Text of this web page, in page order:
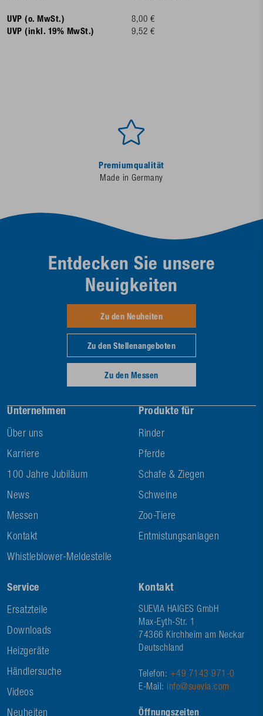
UVP (o. MwSt.)
8,00 €
UVP (inkl. 19% MwSt.)
9,52 €
Premiumqualität
Made in Germany
Unternehmen
Über uns
Karriere
100 Jahre Jubiläum
News
Messen
Kontakt
Whistleblower-Meldestelle
Produkte für
Rinder
Pferde
Schafe & Ziegen
Schweine
Zoo-Tiere
Entmistungsanlagen
Service
Ersatzteile
Downloads
Heizgeräte
Händlersuche
Videos
Neuheiten
Kontakt
SUEVIA HAIGES GmbH
Max-Eyth-Str. 1
74366 Kirchheim am Neckar
Deutschland
Telefon: +49 7143 971-0
E-Mail: info@suevia.com
Öffnungszeiten
Entdecken Sie unsere
Neuigkeiten
Zu den Neuheiten
Zu den Stellenangeboten
Zu den Messen